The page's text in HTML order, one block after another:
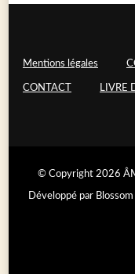
Mentions légales
CONTACT LIVRE
© Copyright 2026
Développé par